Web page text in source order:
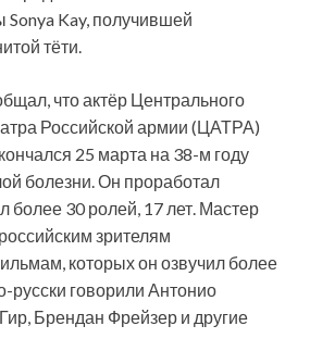
Sonya Kay, получившей
тёти.
что актёр Центрального
Российской армии (ЦАТРА)
25 марта на 38-м году
болезни. Он проработал
более 30 ролей, 17 лет. Мастер
зрителям
которых он озвучил более
русски говорили Антонио
Брендан Фрейзер и другие